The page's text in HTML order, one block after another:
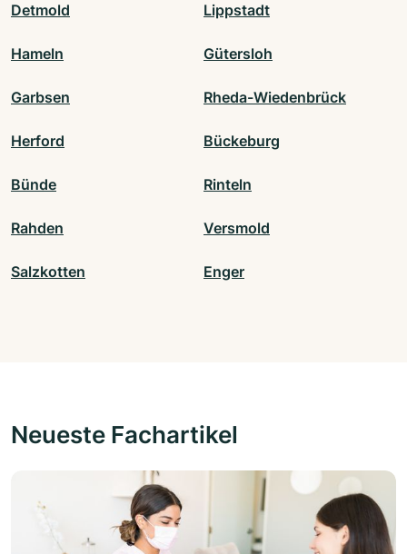
Detmold Lippstadt
Hameln Gütersloh
Garbsen Rheda-Wiedenbrück
Herford Bückeburg
Bünde Rinteln
Rahden Versmold
Salzkotten Enger
Neueste Fachartikel